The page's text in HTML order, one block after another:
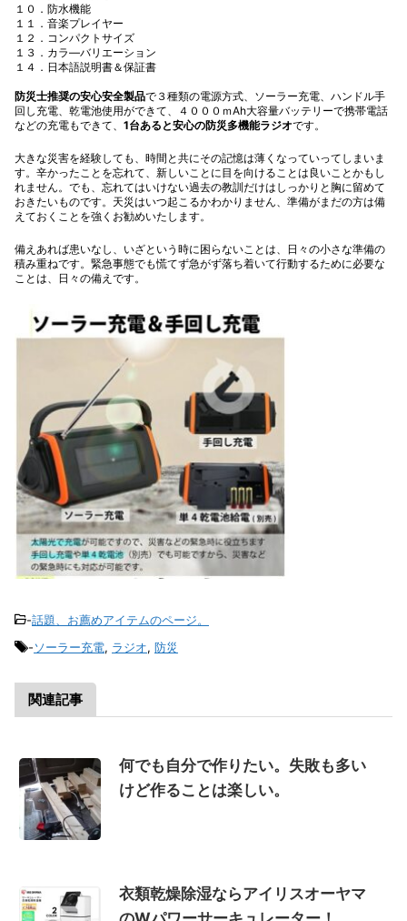
１０．防水機能
１１．音楽プレイヤー
１２．コンパクトサイズ
１３．カラ―バリエーション
１４．日本語説明書＆保証書
防災士推奨の安心安全製品で３種類の電源方式、ソーラー充電、ハンドル手
回し充電、乾電池使用ができて、４０００ｍAh大容量バッテリーで携帯電話
などの充電もできて、 1台あると安心の防災多機能ラジオです。
大きな災害を経験しても、時間と共にその記憶は薄くなっていってしまいま
す。辛かったことを忘れて、新しいことに目を向けることは良いことかもし
れません。でも、忘れてはいけない過去の教訓だけはしっかりと胸に留めて
おきたいものです。天災はいつ起こるかわかりません、準備がまだの方は備
えておくことを強くお勧めいたします。
備えあれば患いなし、いざという時に困らないことは、日々の小さな準備の
積み重ねです。緊急事態でも慌てず急がず落ち着いて行動するために必要な
ことは、日々の備えです。
-話題、お薦めアイテムのページ。
-ソーラー充電, ラジオ, 防災
関連記事
何でも自分で作りたい。失敗も多い
けど作ることは楽しい。
衣類乾燥除湿ならアイリスオーヤマ